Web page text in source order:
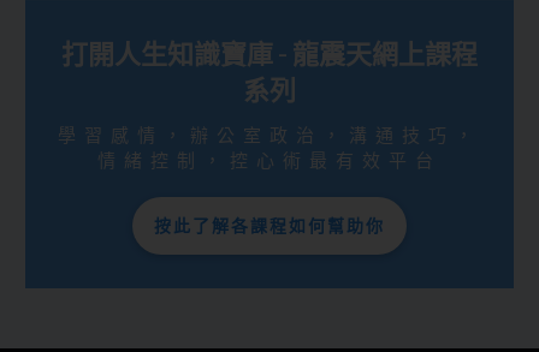
打開人生知識寶庫 - 龍震天網上課程
系列
學習感情，辦公室政治，溝通技巧，
情緒控制，控心術最有效平台
按此了解各課程如何幫助你